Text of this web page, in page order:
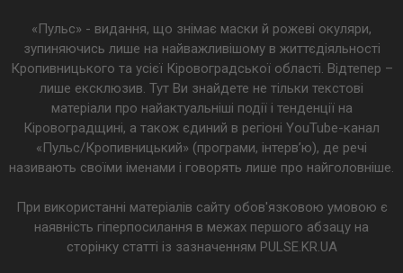
«Пульс» - видання, що знімає маски й рожеві окуляри,
зупиняючись лише на найважливішому в життєдіяльності
Кропивницького та усієї Кіровоградської області. Відтепер –
лише ексклюзив. Тут Ви знайдете не тільки текстові
матеріали про найактуальніші події і тенденції на
Кіровоградщині, а також єдиний в регіоні YouTube-канал
«Пульс/Кропивницький» (програми, інтерв’ю), де речі
називають своїми іменами і говорять лише про найголовніше.
При використанні матеріалів сайту обов'язковою умовою є
наявність гіперпосилання в межах першого абзацу на
сторінку статті із зазначенням PULSE.KR.UA